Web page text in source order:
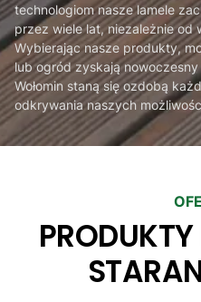
technologiom nasze lamele
przez wiele lat, niezależnie od
Wybierając nasze produkty,
lub ogród zyskają
Wołomin staną się ozdobą
odkrywania naszych